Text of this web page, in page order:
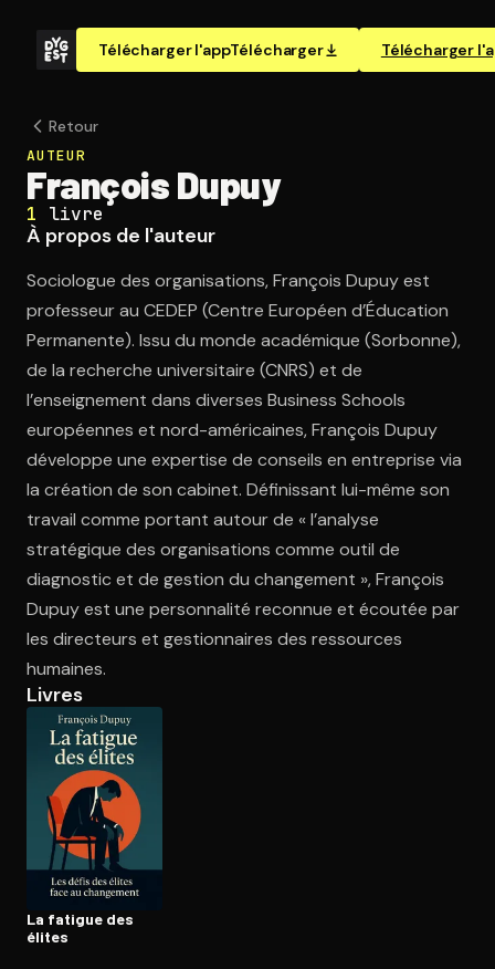
Télécharger l'appTélécharger Télécharger
Retour
AUTEUR
François Dupuy
1 livre
À propos de l'auteur
Sociologue des organisations, François Dupuy est
professeur au CEDEP (Centre Européen d’Éducation
Permanente). Issu du monde académique (Sorbonne),
de la recherche universitaire (CNRS) et de
l’enseignement dans diverses Business Schools
européennes et nord-américaines, François Dupuy
développe une expertise de conseils en entreprise via
la création de son cabinet. Définissant lui-même son
travail comme portant autour de « l’analyse
stratégique des organisations comme outil de
diagnostic et de gestion du changement », François
Dupuy est une personnalité reconnue et écoutée par
les directeurs et gestionnaires des ressources
humaines.
Livres
La fatigue des
élites